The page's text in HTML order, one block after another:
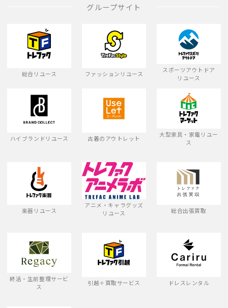
グループサイト
総合リユース ファッションリユース
スポーツアウトドア
リユース
ハイブランドリユース 古着のアウトレット
大型家具・家電リユー
ス
楽器リユース
アニメ・キャラグッズ
リユース
総合出張買取
終活・生前整理サービ
ス
引越＋買取サービス ドレスレンタル